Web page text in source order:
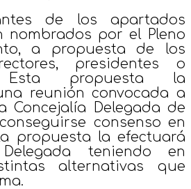
de los apartados
nombrados por el Pleno
a propuesta de los
presidentes o
Esta propuesta la
reunión convocada a
Concejalía Delegada de
consenso en
propuesta la efectuará
teniendo en
alternativas que